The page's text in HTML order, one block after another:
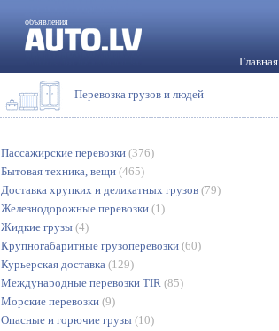
объявления
Главная
Перевозка грузов и людей
Пассажирские перевозки (376)
Бытовая техника, вещи (465)
Доставка хрупких и деликатных грузов (79)
Железнодорожные перевозки (1)
Жидкие грузы (4)
Крупногабаритные грузоперевозки (60)
Курьерская доставка (129)
Международные перевозки TIR (85)
Морские перевозки (9)
Опасные и горючие грузы (10)